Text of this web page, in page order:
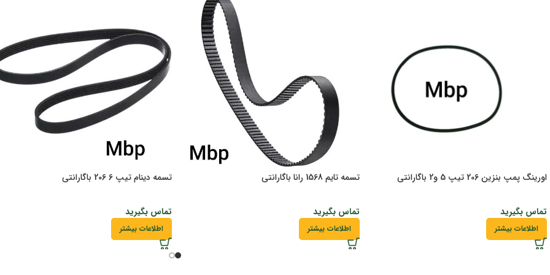
اورینگ پمپ بنزین 206 تیپ 5 و2 باگارانتی
تماس بگیرید
اطلاعات بیشتر
تسمه تایم 1568 رانا باگارانتی
تماس بگیرید
اطلاعات بیشتر
تسمه دینام تیپ 6 206 باگارانتی
تماس بگیرید
اطلاعات بیشتر